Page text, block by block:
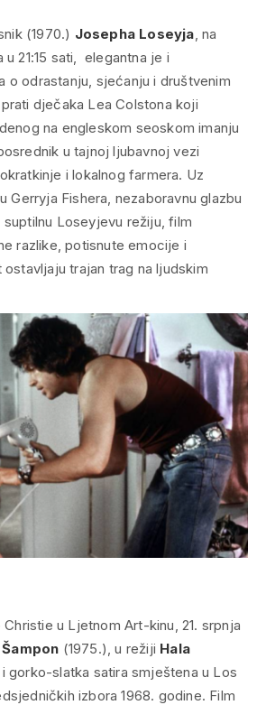
(1970.) Josepha Loseyja , na
21:15 sati,
elegantna je i
o odrastanju, sjećanju i društvenim
dječaka Lea Colstona koji
na engleskom seoskom imanju
u tajnoj ljubavnoj vezi
i lokalnog farmera. Uz
Gerryja Fishera, nezaboravnu glazbu
Loseyjevu režiju, film
razlike, potisnute emocije i
trajan trag na ljudskim
u Ljetnom Art-kinu, 21. srpnja
Šampon (1975.), u režiji Hala
i gorko-slatka satira smještena u Los
izbora 1968. godine. Film